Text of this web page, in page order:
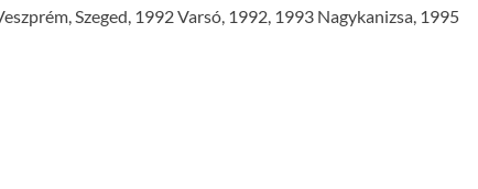
Szeged, 1992 Varsó, 1992, 1993 Nagykanizsa, 1995